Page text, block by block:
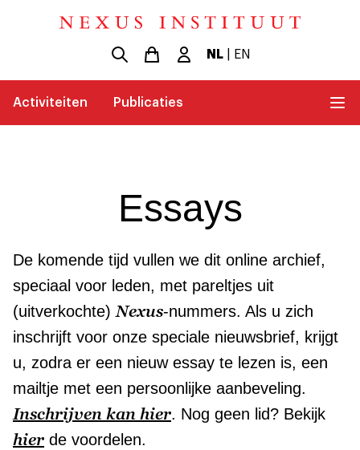
NL| EN
Activiteiten Publicaties
Essays
De komende tijd vullen we dit online archief,
speciaal voor leden, met pareltjes uit
(uitverkochte) Nexus-nummers. Als u zich
inschrijft voor onze speciale nieuwsbrief, krijgt
u, zodra er een nieuw essay te lezen is, een
mailtje met een persoonlijke aanbeveling.
Inschrijven kan hier. Nog geen lid? Bekijk
hier de voordelen.